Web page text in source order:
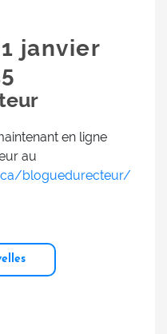
janvier
en ligne
au
bloguedurecteur/